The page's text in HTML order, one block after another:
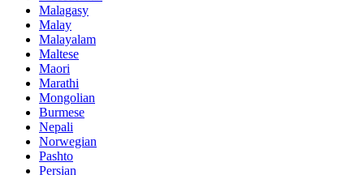
Malagasy
Malay
Malayalam
Maltese
Maori
Marathi
Mongolian
Burmese
Nepali
Norwegian
Pashto
Persian